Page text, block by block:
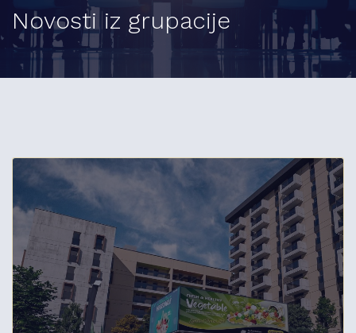
Novosti iz grupacije